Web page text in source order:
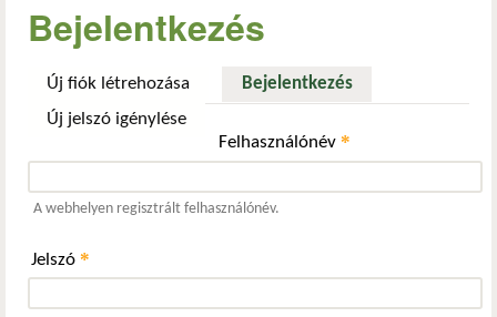
Bejelentkezés
Új fiók létrehozása Bejelentkezés(aktív fül)
Új jelszó igénylése
Felhasználónév*
A webhelyen regisztrált felhasználónév.
Jelszó *